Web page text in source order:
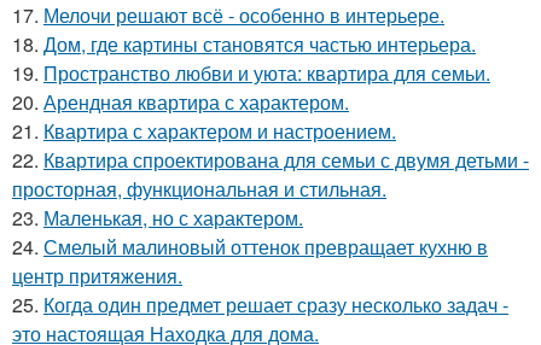
17. Мелочи решают всё - особенно в интерьере.
18. Дом, где картины становятся частью интерьера.
19. Пространство любви и уюта: квартира для семьи.
20. Арендная квартира с характером.
21. Квартира с характером и настроением.
22. Квартира спроектирована для семьи с двумя детьми -
просторная, функциональная и стильная.
23. Маленькая, но с характером.
24. Смелый малиновый оттенок превращает кухню в
центр притяжения.
25. Когда один предмет решает сразу несколько задач -
это настоящая Находка для дома.